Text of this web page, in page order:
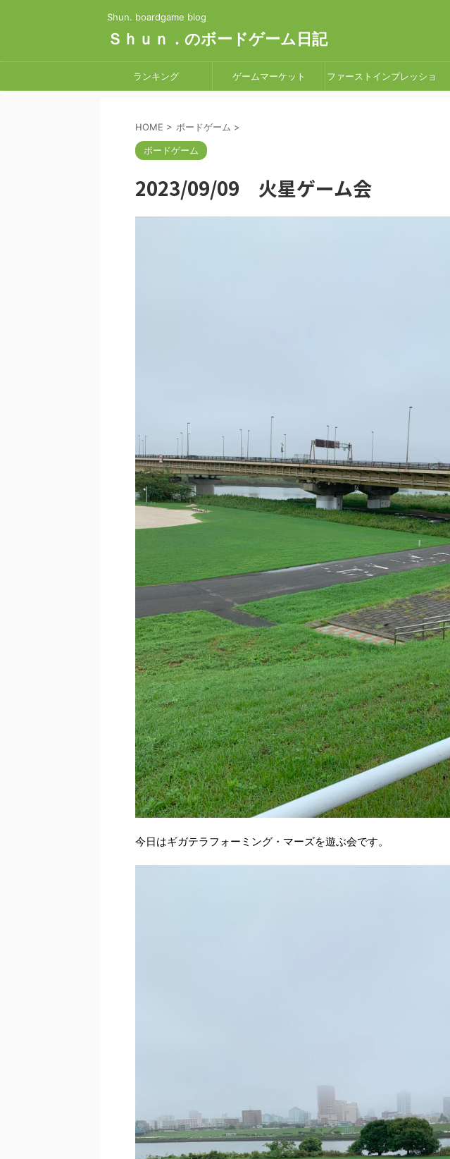
Shun. boardgame blog
Ｓｈｕｎ．のボードゲーム日記
ランキング ゲームマーケット ファーストインプレッショ
HOME > ボードゲーム >
ボードゲーム
2023/09/09 火星ゲーム会
今日はギガテラフォーミング・マーズを遊ぶ会です。